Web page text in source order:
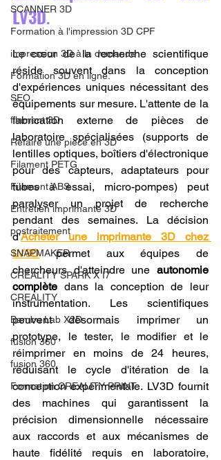
SCANNER 3D
Formation à l'impression 3D CPF
impression 3D à la demande
Formation 3D en ligne.
SEO
filament 3D
Refaire une piece en 3D
Filament PETG
Filament ABS
Entretien imprimante 3D
postraitement
SNAPMAKER
CRÉALITY SPARK X I7
CREALITY
Bambu Lab X2D
fusion 360
fusion 360
Formation CREALITY PRINT
LV3D.
Le cœur de la recherche scientifique
réside souvent dans la conception
d'expériences uniques nécessitant des
équipements sur mesure. L'attente de la
fabrication externe de pièces de
laboratoire spécialisées (supports de
lentilles optiques, boîtiers d'électronique
pour des capteurs, adaptateurs pour
tubes à essai, micro-pompes) peut
paralyser un projet de recherche
pendant des semaines. La décision
d'Acheter une imprimante 3D chez
LV3D permet aux équipes de
chercheurs d'atteindre une autonomie
complète dans la conception de leur
instrumentation. Les scientifiques
peuvent désormais imprimer un
prototype, le tester, le modifier et le
réimprimer en moins de 24 heures,
réduisant le cycle d'itération de la
conception expérimentale. LV3D fournit
des machines qui garantissent la
précision dimensionnelle nécessaire
aux raccords et aux mécanismes de
haute fidélité requis en laboratoire,